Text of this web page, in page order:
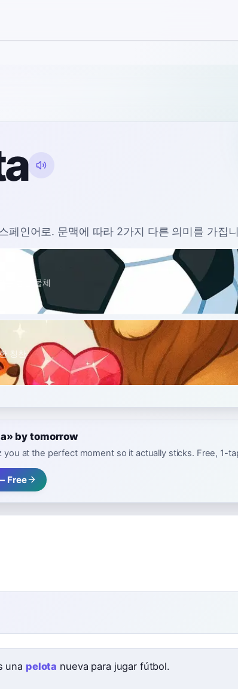
페인어로. 문맥에 따라 2가지 다른 의미를 가집
는 둥근 물체
칭찬
by tomorrow
you at the perfect moment so it actually sticks. Free, 1-
Free
una pelota nueva para jugar fútbol.